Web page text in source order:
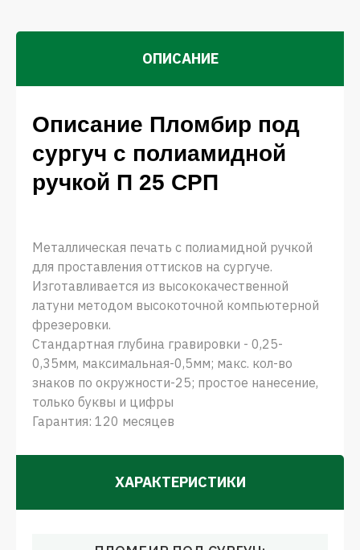
ОПИСАНИЕ
Описание Пломбир под
сургуч с полиамидной
ручкой П 25 СРП
Металлическая печать с полиамидной ручкой
для проставления оттисков на сургуче.
Изготавливается из высококачественной
латуни методом высокоточной компьютерной
фрезеровки.
Стандартная глубина гравировки - 0,25-
0,35мм, максимальная-0,5мм; макс. кол-во
знаков по окружности-25; простое нанесение,
только буквы и цифры
Гарантия: 120 месяцев
ХАРАКТЕРИСТИКИ